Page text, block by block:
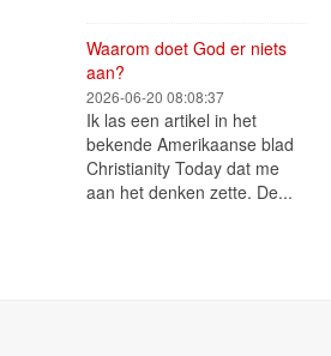
Waarom doet God er niets
aan?
2026-06-20 08:08:37
Ik las een artikel in het
bekende Amerikaanse blad
Christianity Today dat me
aan het denken zette. De...